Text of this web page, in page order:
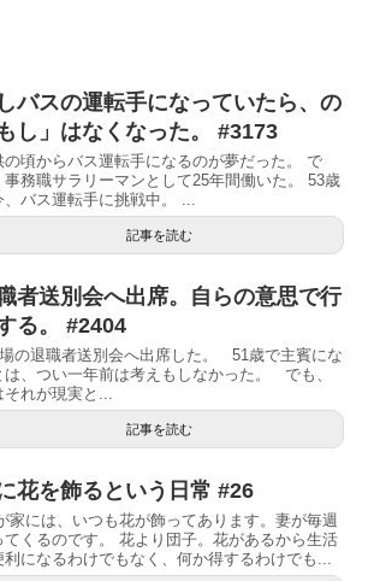
バスの運転手になっていたら、の
もし」はなくなった。 #3173
の頃からバス運転手になるのが夢だった。 で
事務職サラリーマンとして25年間働いた。 53歳
、バス運転手に挑戦中。 ...
記事を読む
者送別会へ出席。自らの意思で行
る。 #2404
の退職者送別会へ出席した。 51歳で主賓にな
は、つい一年前は考えもしなかった。 でも、
れが現実と...
記事を読む
花を飾るという日常 #26
家には、いつも花が飾ってあります。妻が毎週
てくるのです。 花より団子。花があるから生活
利になるわけでもなく、何か得するわけでも...